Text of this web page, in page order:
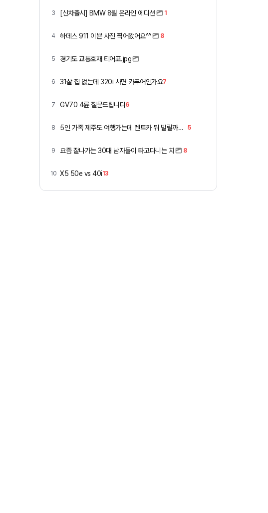
3 [신차출시] BMW 8월 온라인 에디션 1
4 하데스 911 이쁜 사진 찍어왔어요^^ 8
5 경기도 교통호재 티어표.jpg
6 31살 집 없는데 320i 사면 카푸어인가요7
7 GV70 4륜 질문드립니다6
8 5인 가족 제주도 여행가는데 렌트카 뭐 빌릴까요 ㅎ 5
9 요즘 잘나가는 30대 남자들이 타고다니는 차 8
10 X5 50e vs 40i13